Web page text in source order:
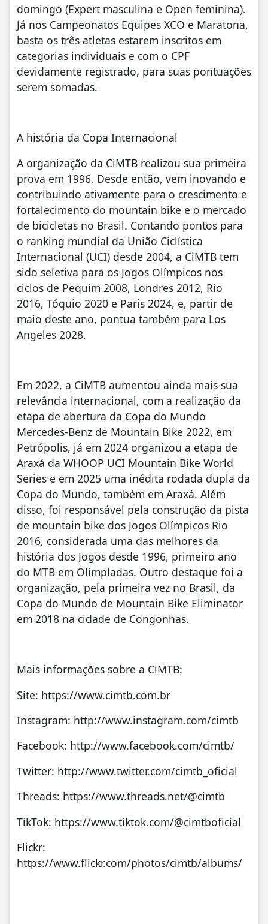
domingo (Expert masculina e Open feminina).
Já nos Campeonatos Equipes XCO e Maratona,
basta os três atletas estarem inscritos em
categorias individuais e com o CPF
devidamente registrado, para suas pontuações
serem somadas.
A história da Copa Internacional
A organização da CiMTB realizou sua primeira
prova em 1996. Desde então, vem inovando e
contribuindo ativamente para o crescimento e
fortalecimento do mountain bike e o mercado
de bicicletas no Brasil. Contando pontos para
o ranking mundial da União Ciclística
Internacional (UCI) desde 2004, a CiMTB tem
sido seletiva para os Jogos Olímpicos nos
ciclos de Pequim 2008, Londres 2012, Rio
2016, Tóquio 2020 e Paris 2024, e, partir de
maio deste ano, pontua também para Los
Angeles 2028.
Em 2022, a CiMTB aumentou ainda mais sua
relevância internacional, com a realização da
etapa de abertura da Copa do Mundo
Mercedes-Benz de Mountain Bike 2022, em
Petrópolis, já em 2024 organizou a etapa de
Araxá da WHOOP UCI Mountain Bike World
Series e em 2025 uma inédita rodada dupla da
Copa do Mundo, também em Araxá. Além
disso, foi responsável pela construção da pista
de mountain bike dos Jogos Olímpicos Rio
2016, considerada uma das melhores da
história dos Jogos desde 1996, primeiro ano
do MTB em Olimpíadas. Outro destaque foi a
organização, pela primeira vez no Brasil, da
Copa do Mundo de Mountain Bike Eliminator
em 2018 na cidade de Congonhas.
Mais informações sobre a CiMTB:
Site: https://www.cimtb.com.br
Instagram: http://www.instagram.com/cimtb
Facebook: http://www.facebook.com/cimtb/
Twitter: http://www.twitter.com/cimtb_oficial
Threads: https://www.threads.net/@cimtb
TikTok: https://www.tiktok.com/@cimtboficial
Flickr:
https://www.flickr.com/photos/cimtb/albums/